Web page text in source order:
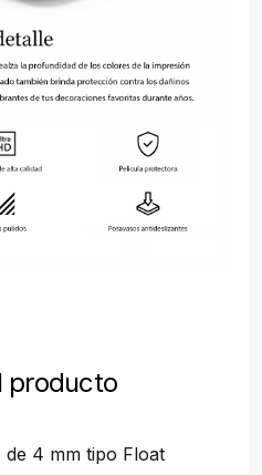
producto
de 4 mm tipo Float